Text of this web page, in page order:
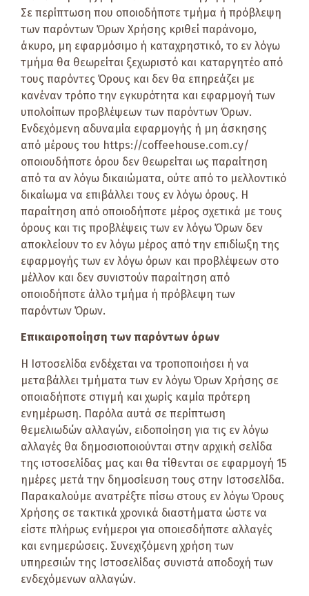
Σε περίπτωση που οποιοδήποτε τμήμα ή πρόβλεψη
των παρόντων Όρων Χρήσης κριθεί παράνομο,
άκυρο, μη εφαρμόσιμο ή καταχρηστικό, το εν λόγω
τμήμα θα θεωρείται ξεχωριστό και καταργητέο από
τους παρόντες Όρους και δεν θα επηρεάζει με
κανέναν τρόπο την εγκυρότητα και εφαρμογή των
υπολοίπων προβλέψεων των παρόντων Όρων.
Ενδεχόμενη αδυναμία εφαρμογής ή μη άσκησης
από μέρους του https://coffeehouse.com.cy/
οποιουδήποτε όρου δεν θεωρείται ως παραίτηση
από τα αν λόγω δικαιώματα, ούτε από το μελλοντικό
δικαίωμα να επιβάλλει τους εν λόγω όρους. Η
παραίτηση από οποιοδήποτε μέρος σχετικά με τους
όρους και τις προβλέψεις των εν λόγω Όρων δεν
αποκλείουν το εν λόγω μέρος από την επιδίωξη της
εφαρμογής των εν λόγω όρων και προβλέψεων στο
μέλλον και δεν συνιστούν παραίτηση από
οποιοδήποτε άλλο τμήμα ή πρόβλεψη των
παρόντων Όρων.
Επικαιροποίηση των παρόντων όρων
Η Ιστοσελίδα ενδέχεται να τροποποιήσει ή να
μεταβάλλει τμήματα των εν λόγω Όρων Χρήσης σε
οποιαδήποτε στιγμή και χωρίς καμία πρότερη
ενημέρωση. Παρόλα αυτά σε περίπτωση
θεμελιωδών αλλαγών, ειδοποίηση για τις εν λόγω
αλλαγές θα δημοσιοποιούνται στην αρχική σελίδα
της ιστοσελίδας μας και θα τίθενται σε εφαρμογή 15
ημέρες μετά την δημοσίευση τους στην Ιστοσελίδα.
Παρακαλούμε ανατρέξτε πίσω στους εν λόγω Όρους
Χρήσης σε τακτικά χρονικά διαστήματα ώστε να
είστε πλήρως ενήμεροι για οποιεσδήποτε αλλαγές
και ενημερώσεις. Συνεχιζόμενη χρήση των
υπηρεσιών της Ιστοσελίδας συνιστά αποδοχή των
ενδεχόμενων αλλαγών.